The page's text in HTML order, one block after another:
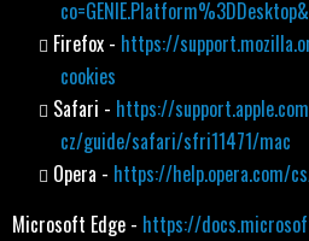
Firefox - https://
cookies
Safari - https://
cz/guide/safari/sfri11471/mac
Opera - https://help.opera.com/
Microsoft Edge - https://